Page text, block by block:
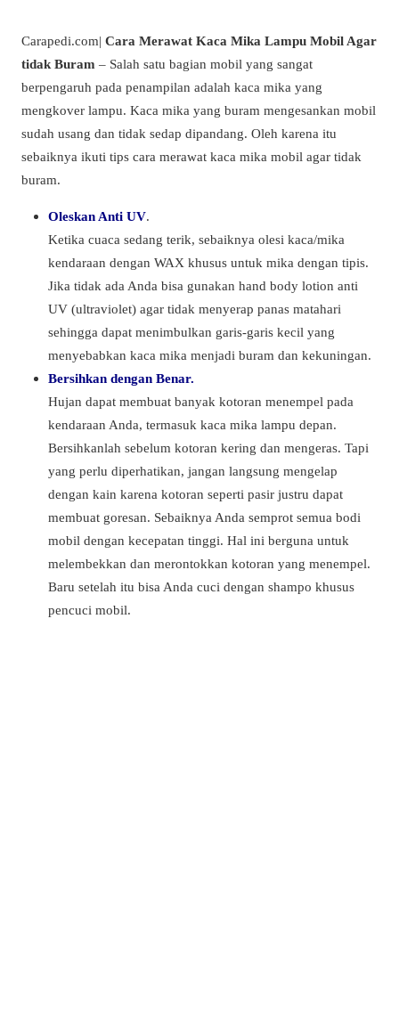
Carapedi.com| Cara Merawat Kaca Mika Lampu Mobil Agar
tidak Buram – Salah satu bagian mobil yang sangat
berpengaruh pada penampilan adalah kaca mika yang
mengkover lampu. Kaca mika yang buram mengesankan mobil
sudah usang dan tidak sedap dipandang. Oleh karena itu
sebaiknya ikuti tips cara merawat kaca mika mobil agar tidak
buram.
Oleskan Anti UV.
Ketika cuaca sedang terik, sebaiknya olesi kaca/mika
kendaraan dengan WAX khusus untuk mika dengan tipis.
Jika tidak ada Anda bisa gunakan hand body lotion anti
UV (ultraviolet) agar tidak menyerap panas matahari
sehingga dapat menimbulkan garis-garis kecil yang
menyebabkan kaca mika menjadi buram dan kekuningan.
Bersihkan dengan Benar.
Hujan dapat membuat banyak kotoran menempel pada
kendaraan Anda, termasuk kaca mika lampu depan.
Bersihkanlah sebelum kotoran kering dan mengeras. Tapi
yang perlu diperhatikan, jangan langsung mengelap
dengan kain karena kotoran seperti pasir justru dapat
membuat goresan. Sebaiknya Anda semprot semua bodi
mobil dengan kecepatan tinggi. Hal ini berguna untuk
melembekkan dan merontokkan kotoran yang menempel.
Baru setelah itu bisa Anda cuci dengan shampo khusus
pencuci mobil.